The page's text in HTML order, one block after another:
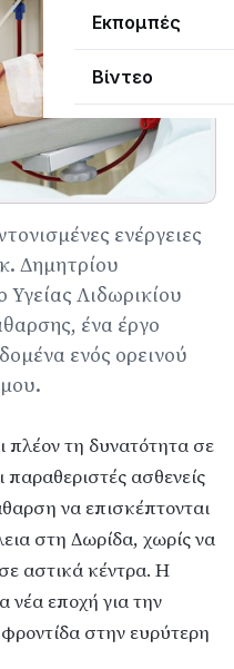
Εκπομπές
Βίντεο
ενέργειες
Δημητρίου
Λιδωρικίου
ένα έργο
ενός ορεινού
πλέον τη δυνατότητα σε
ασθενείς
να επισκέπτονται
στη Δωρίδα, χωρίς να
αστικά κέντρα. Η
νέα εποχή για την
στην ευρύτερη